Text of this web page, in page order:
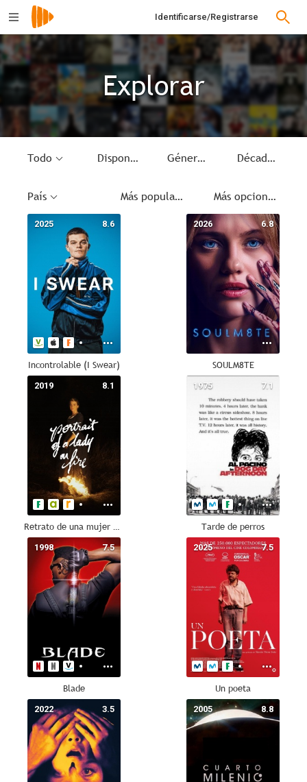
Identificarse/Registrarse
Explorar
Todo Disponible Género Década
País Más populares Más opciones
8.6
2025
Incontrolable (I Swear)
6.8
2026
SOULM8TE
8.1
2019
Retrato de una mujer en llamas
7.1
1975
Tarde de perros
7.5
1998
Blade
7.5
2025
Un poeta
3.5
2022 8.8
2005